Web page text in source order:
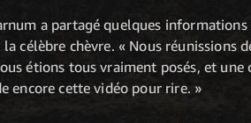
a partagé quelques
célèbre chèvre. « Nous réunissions
étions tous vraiment posés, et
encore cette vidéo pour rire. »